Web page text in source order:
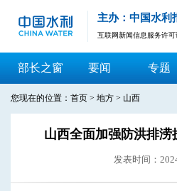
主办：中国水利
互联网新闻信息服务许可
部长之窗 要闻 专题
您现在的位置： 首页 > 地方 > 山西
山西全面加强防洪排
发表时间：